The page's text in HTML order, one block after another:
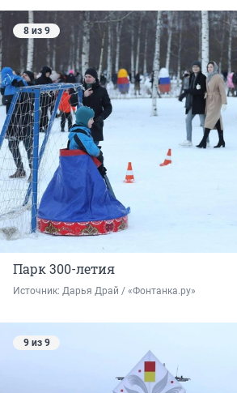
8 из 9
Парк 300-летия
Источник: Дарья Драй / «Фонтанка.ру»
9 из 9